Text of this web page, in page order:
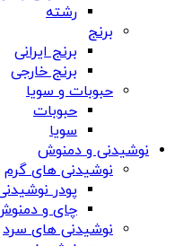
رشته
برنج
برنج ایرانی
برنج خارجی
حبوبات و سویا
حبوبات
سویا
نوشیدنی و دمنوش
نوشیدنی های گرم
پودر
چای و
نوشیدنی های سرد